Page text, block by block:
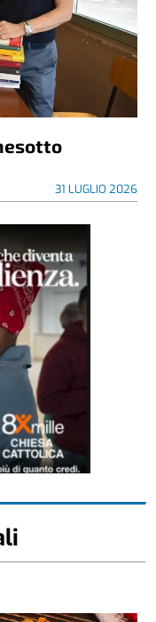
31 LUGLIO 2026